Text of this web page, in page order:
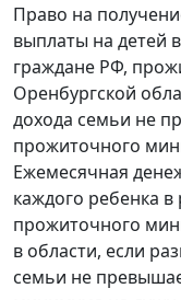
Право на
выплаты на детей
граждане РФ,
Оренбургской
дохода семьи не
прожиточного
Ежемесячная
каждого ребенка
прожиточного
в области, если
семьи не